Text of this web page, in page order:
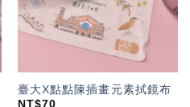
臺大X點點陳插畫元素拭鏡布
NT$70